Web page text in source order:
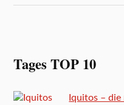
Tages TOP 10
Iquitos –